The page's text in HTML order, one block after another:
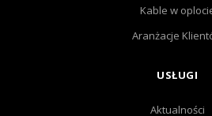
Kable w
Aranżacje
USŁUGI
Aktualności